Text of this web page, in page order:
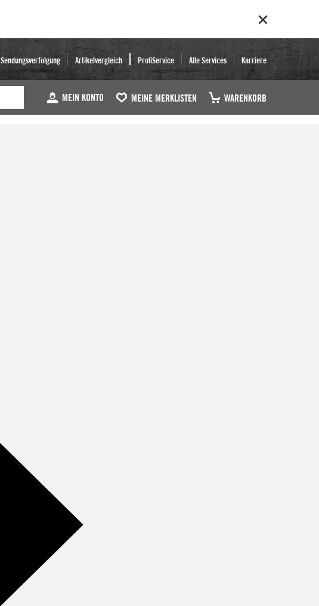
Sendungsverfolgung Artikelvergleich ProfiService Alle Services Karriere
MEIN KONTO MEINE MERKLISTEN WARENKORB